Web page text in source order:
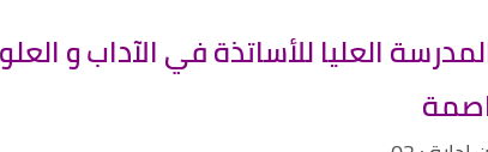
العليا للأساتذة في الآداب و